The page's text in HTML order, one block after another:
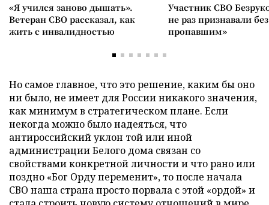
«Я учился заново дышать».
Ветеран СВО рассказал, как
жить с инвалидностью
Участник СВО
не раз признавали
пропавшим»
Но самое главное, что это решение, каким бы оно
ни было, не имеет для России никакого значения,
как минимум в стратегическом плане. Если
некогда можно было надеяться, что
антироссийский уклон той или иной
администрации Белого дома связан со
свойствами конкретной личности и что рано или
поздно «Бог Орду переменит», то после начала
СВО наша страна просто порвала с этой «ордой» и